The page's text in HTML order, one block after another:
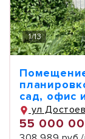
1/13
сад, офис
ул
55 000